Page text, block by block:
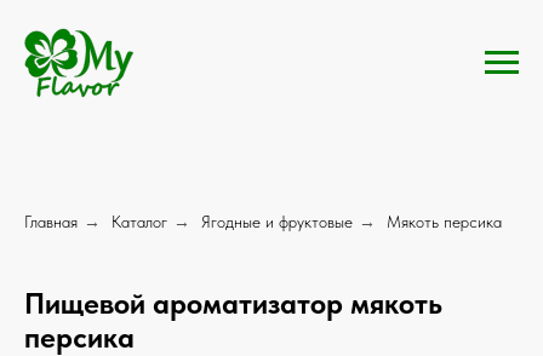
Главная → Каталог → Ягодные и фруктовые → Мякоть персика
Пищевой ароматизатор мякоть
персика